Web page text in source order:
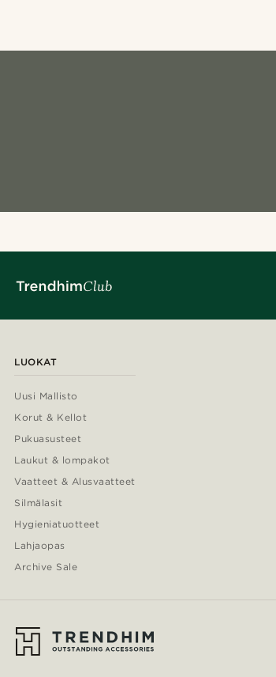
LUOKAT
Uusi Mallisto
Korut & Kellot
Pukuasusteet
Laukut & lompakot
Vaatteet & Alusvaatteet
Silmälasit
Hygieniatuotteet
Lahjaopas
Archive Sale